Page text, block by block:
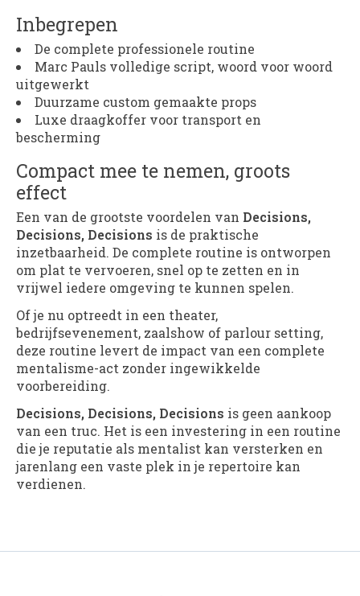
Inbegrepen
De complete professionele routine
Marc Pauls volledige script, woord voor woord
uitgewerkt
Duurzame custom gemaakte props
Luxe draagkoffer voor transport en
bescherming
Compact mee te nemen, groots
effect
Een van de grootste voordelen van Decisions,
Decisions, Decisions is de praktische
inzetbaarheid. De complete routine is ontworpen
om plat te vervoeren, snel op te zetten en in
vrijwel iedere omgeving te kunnen spelen.
Of je nu optreedt in een theater,
bedrijfsevenement, zaalshow of parlour setting,
deze routine levert de impact van een complete
mentalisme-act zonder ingewikkelde
voorbereiding.
Decisions, Decisions, Decisions is geen aankoop
van een truc. Het is een investering in een routine
die je reputatie als mentalist kan versterken en
jarenlang een vaste plek in je repertoire kan
verdienen.